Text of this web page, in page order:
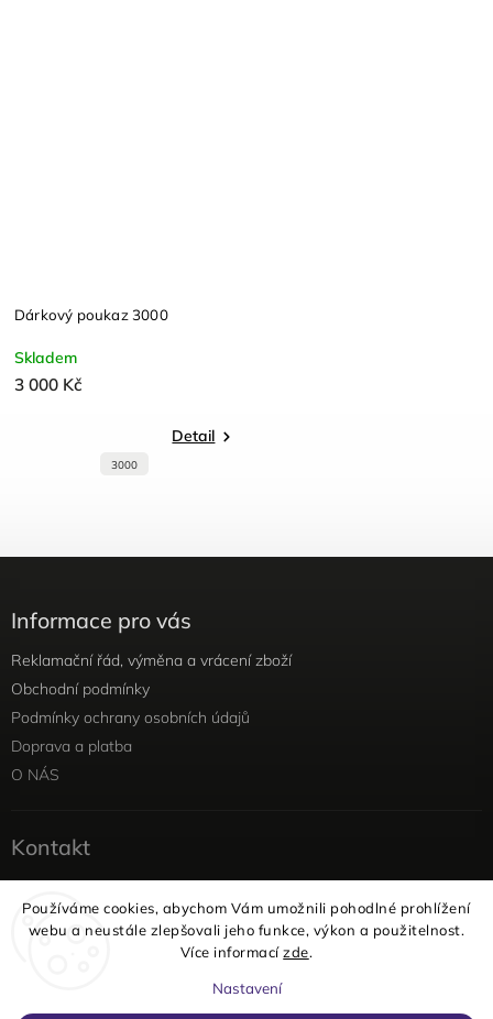
Používáme cookies, abychom Vám umožnili pohodlné prohlížení
webu a neustále zlepšovali jeho funkce, výkon a použitelnost.
Více informacízde.
Nastavení
Dárkový poukaz 3000
Skladem
3 000 Kč
Detail
3000
Informace pro vás
Reklamační řád, výměna a vrácení zboží
Obchodní podmínky
Podmínky ochrany osobních údajů
Doprava a platba
O NÁS
Kontakt
info@yellowviolet.cz
+420 604 354 375